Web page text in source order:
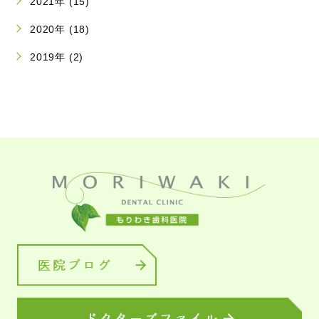
2020年 (18)
2019年 (2)